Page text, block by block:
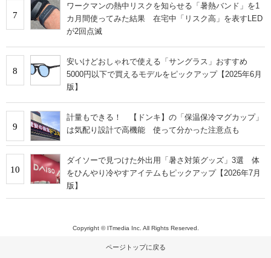
7
ワークマンの熱中リスクを知らせる「暑熱バンド」を1
カ月間使ってみた結果 在宅中「リスク高」を表すLED
が2回点滅
8
安いけどおしゃれで使える「サングラス」おすすめ
5000円以下で買えるモデルをピックアップ【2025年6月
版】
9
計量もできる！ 【ドンキ】の「保温保冷マグカップ」
は気配り設計で高機能 使って分かった注意点も
10
ダイソーで見つけた外出用「暑さ対策グッズ」3選 体
をひんやり冷やすアイテムもピックアップ【2026年7月
版】
Copyright © ITmedia Inc. All Rights Reserved.
ページトップに戻る